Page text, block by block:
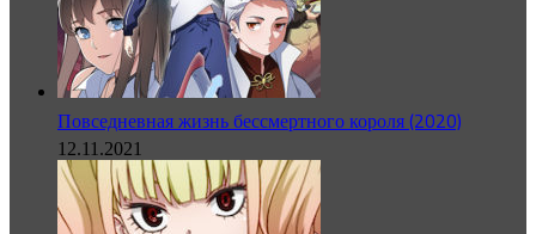
Повседневная жизнь бессмертного короля (2020)
12.11.2021